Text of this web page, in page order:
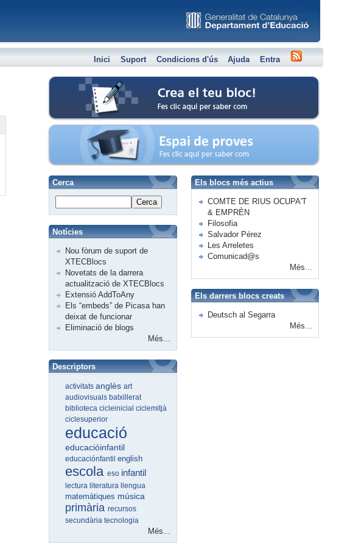
Inici Suport Condicions d'ús Ajuda Entra
Crea el teu bloc
Espai de proves
Cerca
Cerca
Notícies
Nou fòrum de suport de
XTECBlocs
Novetats de la darrera
actualització de XTECBlocs
Extensió AddToAny
Els “embeds” de Picasa han
deixat de funcionar
Eliminació de blogs
Més...
Descriptors
activitatsanglèsart
audiovisualsbatxillerat
bibliotecacicleinicialciclemitjà
ciclesuperior
educació
educacióinfantil
educaciónfantilenglish
escolaeso infantil
lecturaliteraturallengua
matemàtiques música
primàriarecursos
secundàriatecnologia
Més...
Els blocs més actius
COMTE DE RIUS OCUPA'T
& EMPRÈN
Filosofia
Salvador Pérez
Les Arreletes
Comunicad@s
Més...
Els darrers blocs creats
Deutsch al Segarra
Més...